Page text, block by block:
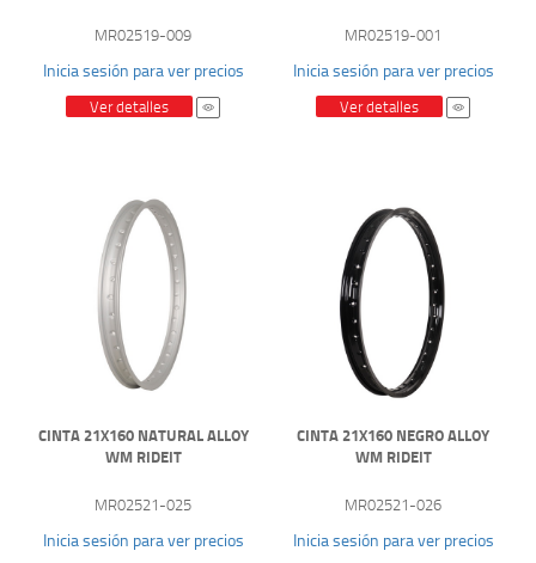
MR02519-009
Inicia sesión para ver precios
Ver detalles
MR02519-001
Inicia sesión para ver precios
Ver detalles
CINTA 21X160 NATURAL ALLOY
WM RIDEIT
MR02521-025
Inicia sesión para ver precios
CINTA 21X160 NEGRO ALLOY
WM RIDEIT
MR02521-026
Inicia sesión para ver precios